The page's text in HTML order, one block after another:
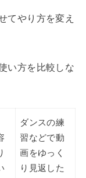
てやり方を変え
い方を比較しな
ダンスの練
習などで動
画をゆっく
り見返した